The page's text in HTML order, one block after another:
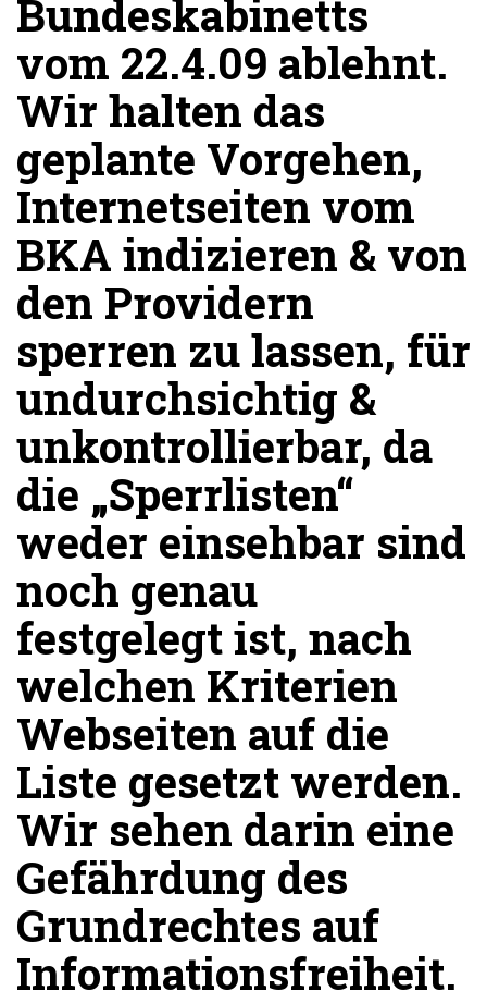
Bundeskabinetts
vom 22.4.09 ablehnt.
Wir halten das
geplante Vorgehen,
Internetseiten vom
BKA indizieren & von
den Providern
sperren zu lassen, für
undurchsichtig &
unkontrollierbar, da
die „Sperrlisten“
weder einsehbar sind
noch genau
festgelegt ist, nach
welchen Kriterien
Webseiten auf die
Liste gesetzt werden.
Wir sehen darin eine
Gefährdung des
Grundrechtes auf
Informationsfreiheit.